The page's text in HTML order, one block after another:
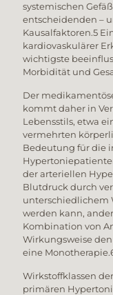
systemischen
entscheidenden –
Kausalfaktoren.5
kardiovaskulärer
wichtigste
Morbidität und
Der
kommt daher in
Lebensstils, etwa
vermehrten
Bedeutung für die
der arteriellen
Blutdruck durch
unterschiedlichem
werden kann,
Kombination von
Wirkungsweise
eine
Wirkstoffklassen
primären